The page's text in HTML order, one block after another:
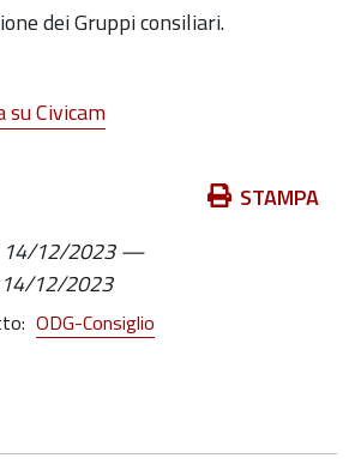
dei Gruppi consiliari.
su Civicam
STAMPA
14/12/2023—
14/12/2023
ODG-Consiglio